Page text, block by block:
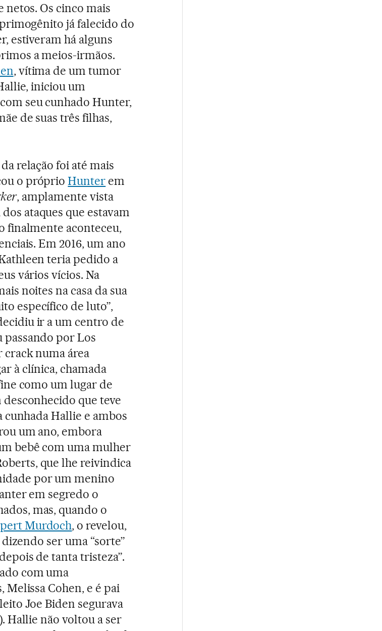
netos. Os cinco mais
já falecido do
estiveram há alguns
a meios-irmãos.
, vítima de um tumor
iniciou um
seu cunhado Hunter,
de suas três filhas,
relação foi até mais
o próprioHunter em
, amplamente vista
ataques que estavam
finalmente aconteceu,
Em 2016, um ano
teria pedido a
vários vícios. Na
noites na casa da sua
específico de luto”,
ir a um centro de
passando por Los
numa área
à clínica, chamada
como um lugar de
desconhecido que teve
cunhada Hallie e ambos
um ano, embora
bebê com uma mulher
que lhe reivindica
por um menino
em segredo o
mas, quando o
Murdoch, o revelou,
ser uma “sorte”
de tanta tristeza”.
com uma
Cohen, e é pai
Joe Biden segurava
Hallie não voltou a ser